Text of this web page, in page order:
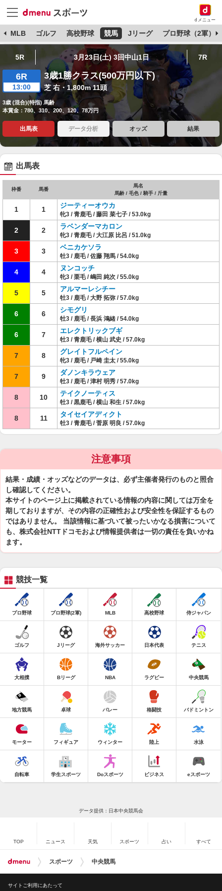
dメニュー
MLB ゴルフ 高校野球 競馬 Jリーグ プロ野球（2軍）
5R 3月23日(土) 3回中山1日 7R
6R
13:00
3歳1勝クラス(500万円以下)
芝 右・1,800m 11頭
3歳 (混合)(特指) 馬齢
本賞金：780、310、200、120、78万円
出馬表 データ分析 オッズ 結果
出馬表
枠番 馬番
馬名
馬齢 / 毛色 / 騎手 / 斤量
1 1 ジーティーオウカ
牝3 / 青鹿毛 / 藤田 菜七子 / 53.0kg
2 2 ラベンダーマカロン
牝3 / 青鹿毛 / 大江原 比呂 / 51.0kg
3 3 ベニカケソラ
牡3 / 鹿毛 / 佐藤 翔馬 / 54.0kg
4 4 ヌンコッチ
牝3 / 栗毛 / 嶋田 純次 / 55.0kg
5 5 アルマーレシチー
牡3 / 鹿毛 / 大野 拓弥 / 57.0kg
6 6 シモグリ
牡3 / 鹿毛 / 長浜 鴻緒 / 54.0kg
6 7 エレクトリックブギ
牡3 / 青鹿毛 / 横山 武史 / 57.0kg
7 8 グレイトフルペイン
牝3 / 鹿毛 / 戸崎 圭太 / 55.0kg
7 9 ダノンキラウェア
牡3 / 鹿毛 / 津村 明秀 / 57.0kg
8 10 テイクノーティス
牡3 / 黒鹿毛 / 横山 和生 / 57.0kg
8 11 タイセイアディクト
牡3 / 青鹿毛 / 菅原 明良 / 57.0kg
注意事項
結果・成績・オッズなどのデータは、必ず主催者発行のものと照合
し確認してください。
本サイトのページ上に掲載されている情報の内容に関しては万全を
期しておりますが、その内容の正確性および安全性を保証するもの
ではありません。 当該情報に基づいて被ったいかなる損害について
も、株式会社NTTドコモおよび情報提供者は一切の責任を負いかね
ます。
競技一覧
プロ野球 プロ野球(2軍) MLB 高校野球 侍ジャパン
ゴルフ Jリーグ 海外サッカー 日本代表 テニス
大相撲 Bリーグ NBA ラグビー 中央競馬
地方競馬 卓球 バレー 格闘技 バドミントン
モーター フィギュア ウィンター 陸上 水泳
自転車 学生スポーツ Doスポーツ ビジネス eスポーツ
データ提供：日本中央競馬会
TOP ニュース 天気 スポーツ 占い すべて
スポーツ 中央競馬
サイトご利用にあたって